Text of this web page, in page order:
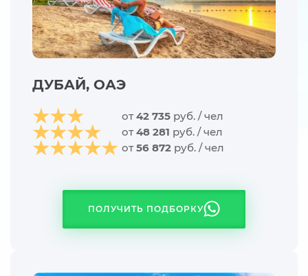
ДУБАЙ, ОАЭ
от42 735 руб. / чел
от48 281 руб. / чел
от56 872 руб. / чел
ПОЛУЧИТЬ ПОДБОРКУ